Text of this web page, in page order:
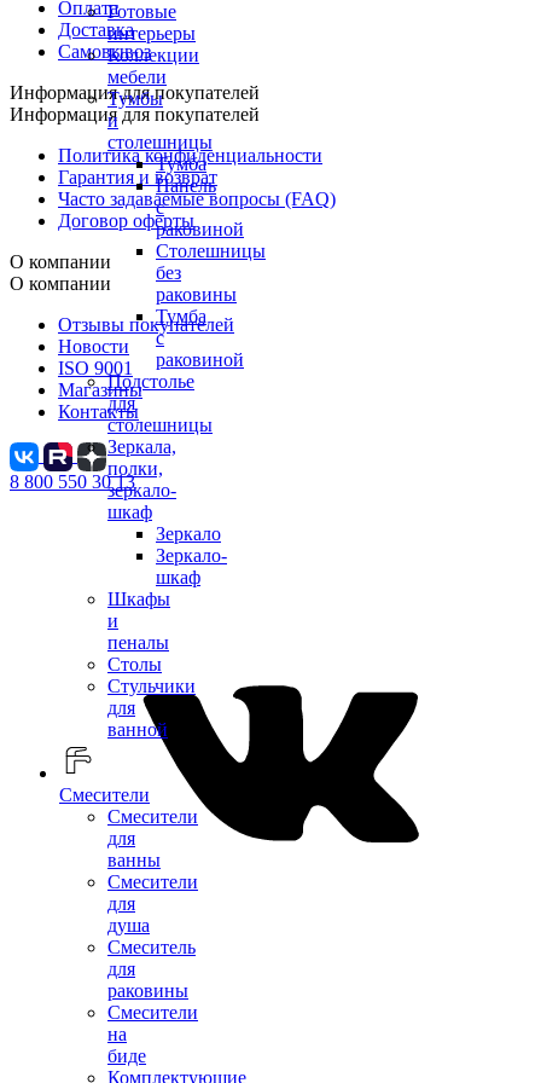
Готовые
интерьеры
Коллекции
мебели
Тумбы
и
столешницы
Тумба
Панель
с
раковиной
Столешницы
без
раковины
Тумба
с
раковиной
Подстолье
для
столешницы
Зеркала,
полки,
зеркало-
шкаф
Зеркало
Зеркало-
шкаф
Шкафы
и
пеналы
Столы
Стульчики
для
ванной
Смесители
Смесители
для
ванны
Смесители
для
душа
Смеситель
для
раковины
Смесители
на
биде
Комплектующие
Оплата
Доставка
Самовывоз
Информация для покупателей
Информация для покупателей
Политика конфиденциальности
Гарантия и возврат
Часто задаваемые вопросы (FAQ)
Договор оферты
О компании
О компании
Отзывы покупателей
Новости
ISO 9001
Магазины
Контакты
8 800 550 30 13